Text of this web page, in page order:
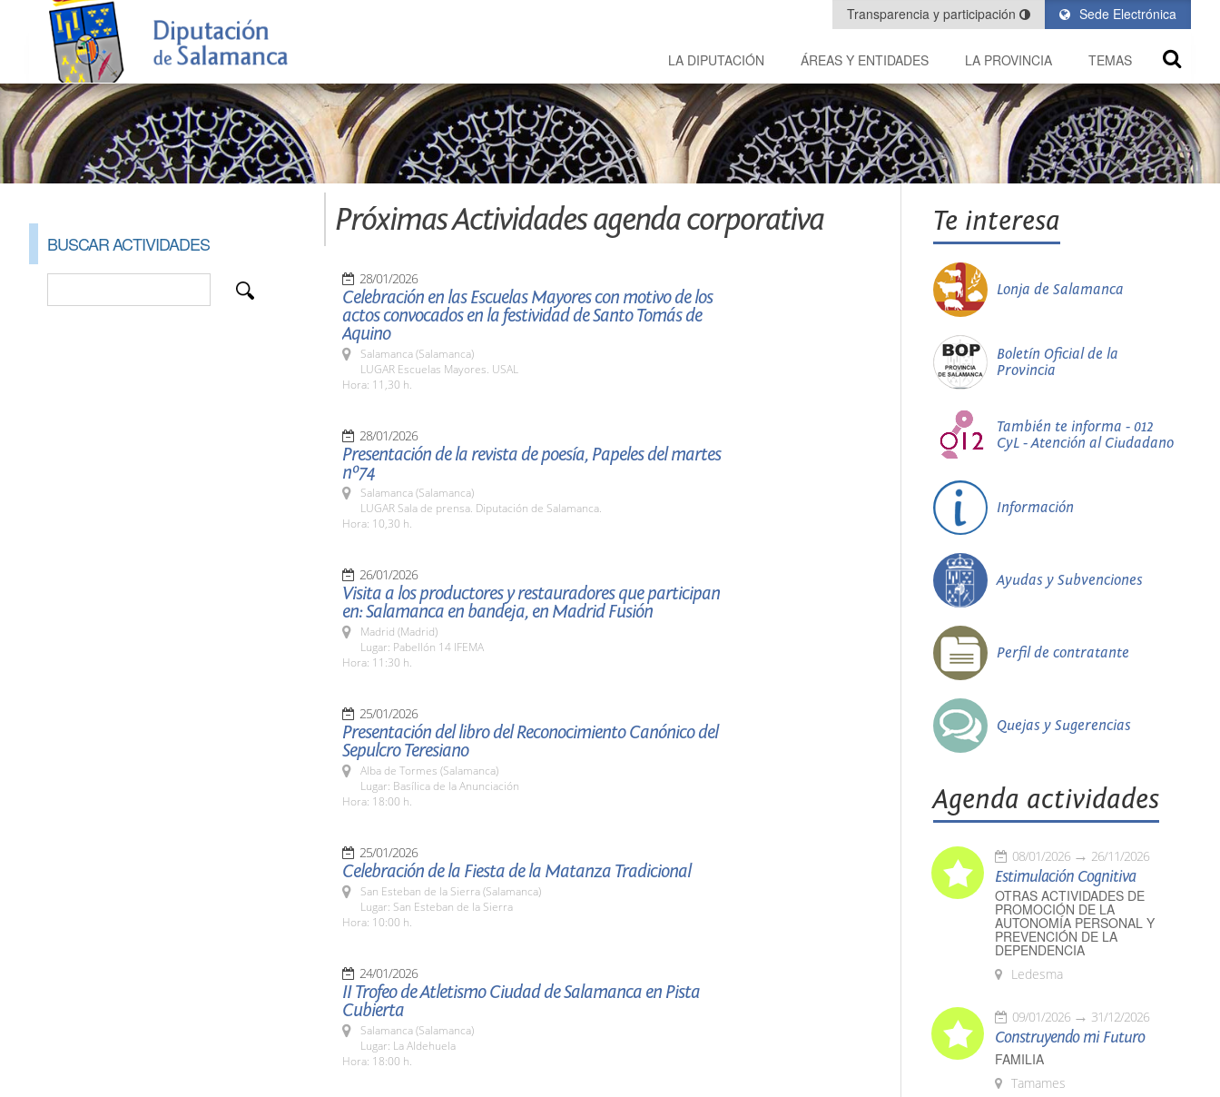
Sede Electrónica
Transparencia y participación
LA DIPUTACIÓN ÁREAS Y ENTIDADES LA PROVINCIA TEMAS
BUSCAR ACTIVIDADES
Próximas Actividades agenda corporativa
28/01/2026
Celebración en las Escuelas Mayores con motivo de los
actos convocados en la festividad de Santo Tomás de
Aquino
Salamanca (Salamanca)
LUGAR Escuelas Mayores. USAL
Hora: 11,30 h.
28/01/2026
Presentación de la revista de poesía, Papeles del martes
nº74
Salamanca (Salamanca)
LUGAR Sala de prensa. Diputación de Salamanca.
Hora: 10,30 h.
26/01/2026
Visita a los productores y restauradores que participan
en: Salamanca en bandeja, en Madrid Fusión
Madrid (Madrid)
Lugar: Pabellón 14 IFEMA
Hora: 11:30 h.
25/01/2026
Presentación del libro del Reconocimiento Canónico del
Sepulcro Teresiano
Alba de Tormes (Salamanca)
Lugar: Basílica de la Anunciación
Hora: 18:00 h.
25/01/2026
Celebración de la Fiesta de la Matanza Tradicional
San Esteban de la Sierra (Salamanca)
Lugar: San Esteban de la Sierra
Hora: 10:00 h.
24/01/2026
II Trofeo de Atletismo Ciudad de Salamanca en Pista
Cubierta
Salamanca (Salamanca)
Lugar: La Aldehuela
Hora: 18:00 h.
Te interesa
Lonja de Salamanca
Boletín Oficial de la
Provincia
También te informa - 012
CyL - Atención al Ciudadano
Información
Ayudas y Subvenciones
Perfil de contratante
Quejas y Sugerencias
Agenda actividades
08/01/2026 26/11/2026
Estimulación Cognitiva
OTRAS ACTIVIDADES DE
PROMOCIÓN DE LA
AUTONOMÍA PERSONAL Y
PREVENCIÓN DE LA
DEPENDENCIA
Ledesma
09/01/2026 31/12/2026
Construyendo mi Futuro
FAMILIA
Tamames